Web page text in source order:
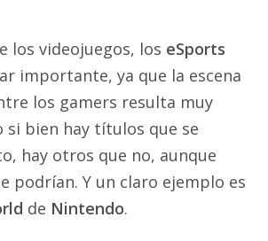
los videojuegos, los eSports
importante, ya que la escena
los gamers resulta muy
si bien hay títulos que se
hay otros que no, aunque
podrían. Y un claro ejemplo es
de Nintendo.